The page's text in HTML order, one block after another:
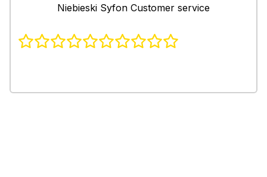
Niebieski Syfon Customer service